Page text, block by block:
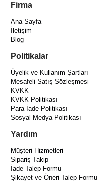
Firma
Ana Sayfa
İletişim
Blog
Politikalar
Üyelik ve Kullanım Şartları
Mesafeli Satış Sözleşmesi
KVKK
KVKK Politikası
Para İade Politikası
Sosyal Medya Politikası
Yardım
Müşteri Hizmetleri
Sipariş Takip
İade Talep Formu
Şikayet ve Öneri Talep Formu